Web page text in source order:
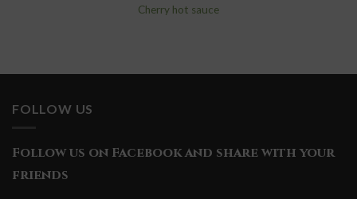
Cherry hot sauce
FOLLOW US
Follow us on Facebook and share with your
friends